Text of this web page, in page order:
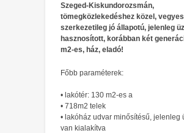
Szeged-Kiskundorozsmán,
tömegközlekedéshez közel,
szerkezetileg jó állapotú, jelenleg
hasznosított, korábban két
m2-es, ház, eladó!
Főbb paraméterek:
• lakótér: 130 m2-es a
• 718m2 telek
• lakóház udvar minősítésű, jelenleg
van kialakítva